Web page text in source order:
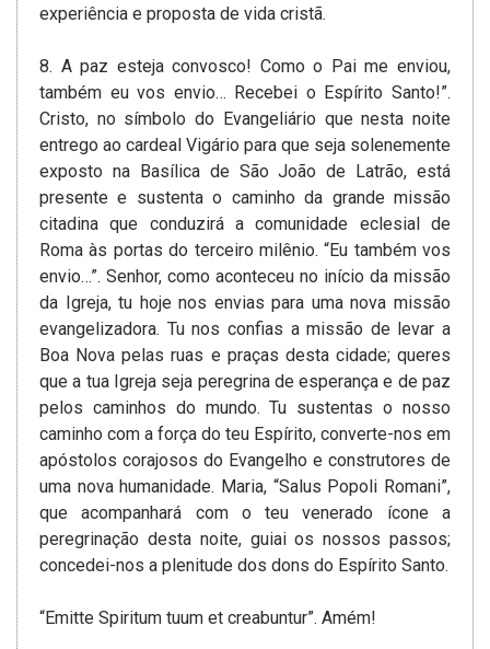
experiência e proposta de vida cristã.
8. A paz esteja convosco! Como o Pai me enviou,
também eu vos envio… Recebei o Espírito Santo!”.
Cristo, no símbolo do Evangeliário que nesta noite
entrego ao cardeal Vigário para que seja solenemente
exposto na Basílica de São João de Latrão, está
presente e sustenta o caminho da grande missão
citadina que conduzirá a comunidade eclesial de
Roma às portas do terceiro milênio. “Eu também vos
envio…”. Senhor, como aconteceu no início da missão
da Igreja, tu hoje nos envias para uma nova missão
evangelizadora. Tu nos confias a missão de levar a
Boa Nova pelas ruas e praças desta cidade; queres
que a tua Igreja seja peregrina de esperança e de paz
pelos caminhos do mundo. Tu sustentas o nosso
caminho com a força do teu Espírito, converte-nos em
apóstolos corajosos do Evangelho e construtores de
uma nova humanidade. Maria, “Salus Popoli Romani”,
que acompanhará com o teu venerado ícone a
peregrinação desta noite, guiai os nossos passos;
concedei-nos a plenitude dos dons do Espírito Santo.
“Emitte Spiritum tuum et creabuntur”. Amém!